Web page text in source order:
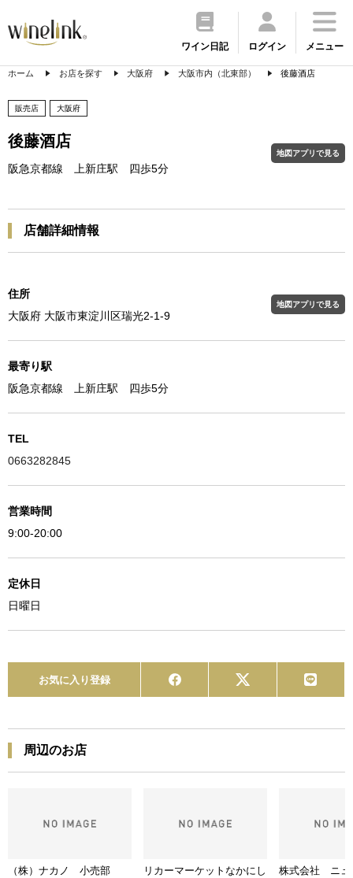
ワイン日記 ログイン メニュー
ホーム お店を探す 大阪府 大阪市内（北東部） 後藤酒店
販売店 大阪府
後藤酒店
阪急京都線 上新庄駅 四歩5分
地図アプリで見る
店舗詳細情報
住所
大阪府 大阪市東淀川区瑞光2-1-9
地図アプリで見る
最寄り駅
阪急京都線 上新庄駅 四歩5分
TEL
0663282845
営業時間
9:00-20:00
定休日
日曜日
お気に入り登録
周辺のお店
（株）ナカノ 小売部 リカーマーケットなかにし 株式会社 ニュ